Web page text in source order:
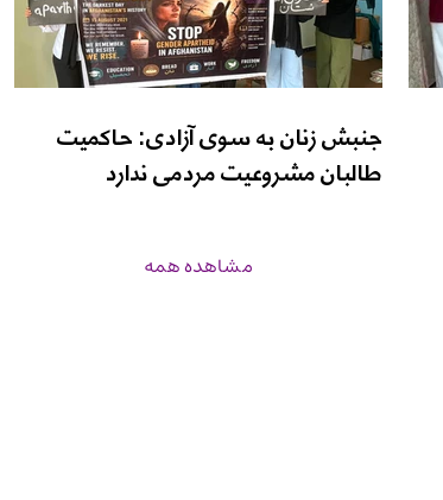
جنبش زنان به سوی آزادی: حاکمیت
طالبان مشروعیت مردمی ندارد
مشاهده همه